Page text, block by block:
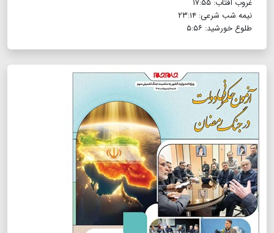
غروب آفتاب: ۱۷:۵۵
نیمه شب شرعی: ۲۳:۱۴
طلوع خورشید: ۵:۵۶